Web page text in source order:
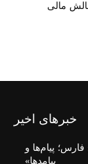
مالی
خبرهای اخیر
پیام‌ها و
پیامدها»